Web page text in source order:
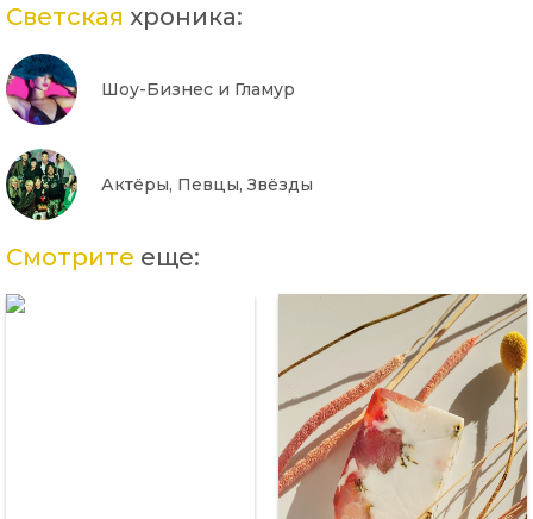
Светская хроника:
Шоу-Бизнес и Гламур
Актёры, Певцы, Звёзды
Смотрите еще: